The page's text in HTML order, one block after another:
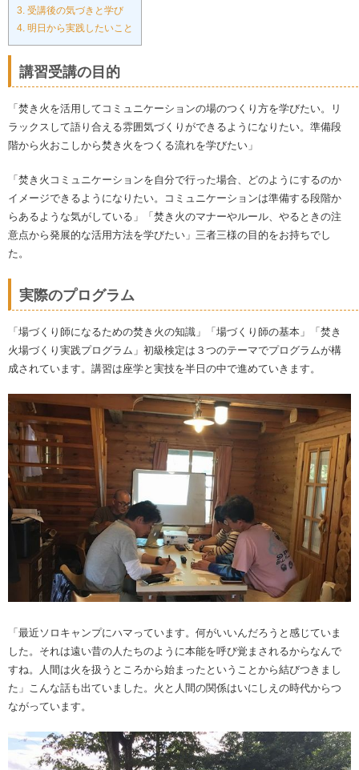
3. 受講後の気づきと学び
4. 明日から実践したいこと
講習受講の目的
「焚き火を活用してコミュニケーションの場のつくり方を学びたい。リ
ラックスして語り合える雰囲気づくりができるようになりたい。準備段
階から火おこしから焚き火をつくる流れを学びたい」
「焚き火コミュニケーションを自分で行った場合、どのようにするのか
イメージできるようになりたい。コミュニケーションは準備する段階か
らあるような気がしている」「焚き火のマナーやルール、やるときの注
意点から発展的な活用方法を学びたい」三者三様の目的をお持ちでし
た。
実際のプログラム
「場づくり師になるための焚き火の知識」「場づくり師の基本」「焚き
火場づくり実践プログラム」初級検定は３つのテーマでプログラムが構
成されています。講習は座学と実技を半日の中で進めていきます。
「最近ソロキャンプにハマっています。何がいいんだろうと感じていま
した。それは遠い昔の人たちのように本能を呼び覚まされるからなんで
すね。人間は火を扱うところから始まったということから結びつきまし
た」こんな話も出ていました。火と人間の関係はいにしえの時代からつ
ながっています。